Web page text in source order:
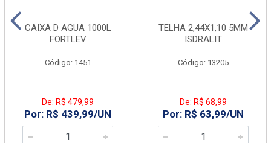
CAIXA D AGUA 1000L
FORTLEV
Código: 1451
De: R$ 479,99
Por: R$ 439,99/UN
TELHA 2,44X1,10 5MM
ISDRALIT
Código: 13205
De: R$ 68,99
Por: R$ 63,99/UN